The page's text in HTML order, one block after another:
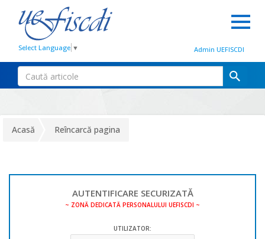
Select Language ▼ Admin UEFISCDI
Acasă Reîncarcă pagina
AUTENTIFICARE SECURIZATĂ
~ ZONĂ DEDICATĂ PERSONALULUI UEFISCDI ~
UTILIZATOR: